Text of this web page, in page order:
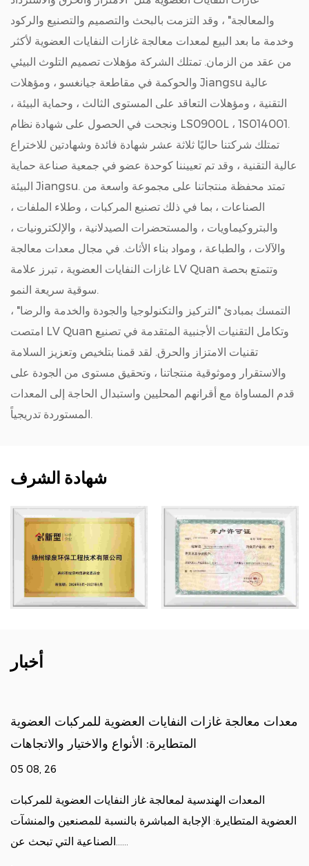
والمعالجة" ، وقد التزمت بالبحث والتصميم والتصنيع والركود
وخدمة ما بعد البيع لمعدات معالجة غازات النفايات العضوية لأكثر
من عقد من الزمان. تمتلك الشركة مؤهلات تصميم التلوث البيئي
والحوكمة في مقاطعة جيانغسو ، ومؤهلات Jiangsu عالية
التقنية ، ومؤهلات التعاقد على المستوى الثالث ، وحماية البيئة ،
ونجحت في الحصول على شهادة نظام LS0900L ، 1S014001.
تمتلك شركتنا حاليًا ثلاثة عشر شهادة فائدة وشهادتين للاختراع
عالية التقنية ، وقد تم تعييننا كوحدة عضو في جمعية صناعة حماية
البيئة Jiangsu. تمتد محفظة منتجاتنا على مجموعة واسعة من
الصناعات ، بما في ذلك تصنيع المركبات ، وطلاء الملفات ،
والبتروكيماويات ، والمستحضرات الصيدلانية ، والإلكترونيات ،
والآلات ، والطباعة ، ومواد بناء الأثاث. في مجال معدات معالجة
غازات النفايات العضوية ، تبرز علامة LV Quan وتتمتع بحصة
سوقية سريعة النمو.
التمسك بمبادئ "التركيز والتكنولوجيا والجودة والخدمة والرضا" ،
امتصت LV Quan وتكامل التقنيات الأجنبية المتقدمة في تصنيع
تقنيات الامتزاز والحرق. لقد قمنا بتلخيص وتعزيز السلامة
والاستقرار وموثوقية منتجاتنا ، وتحقيق مستوى من الجودة على
قدم المساواة مع أقرانهم المحليين واستبدال الحاجة إلى المعدات
المستوردة تدريجياً.
شهادة الشرف
أخبار
معدات معالجة غازات النفايات العضوية للمركبات العضوية
المتطايرة: الأنواع والاختيار والاتجاهات
05 08, 26
المعدات الهندسية لمعالجة غاز النفايات العضوية للمركبات
العضوية المتطايرة: الإجابة المباشرة بالنسبة للمصنعين والمنشآت
الصناعية التي تبحث عن......